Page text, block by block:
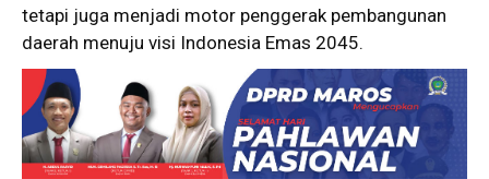
tetapi juga menjadi motor penggerak pembangunan
daerah menuju visi Indonesia Emas 2045.